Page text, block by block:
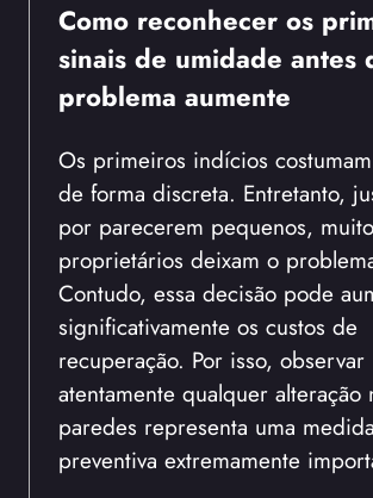
Como reconhecer os
sinais de umidade antes
problema aumente
Os primeiros indícios
de forma discreta. Entretanto,
por parecerem pequenos,
proprietários deixam o
Contudo, essa decisão pode
significativamente os custos de
recuperação. Por isso, observar
atentamente qualquer alteração
paredes representa uma medida
preventiva extremamente